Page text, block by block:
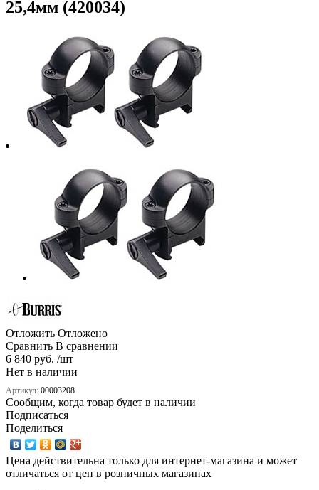
25,4мм (420034)
Отложить Отложено
Сравнить В сравнении
6 840 руб. /шт
Нет в наличии
Артикул: 00003208
Сообщим, когда товар будет в наличии
Подписаться
Поделиться
Цена действительна только для интернет-магазина и может
отличаться от цен в розничных магазинах